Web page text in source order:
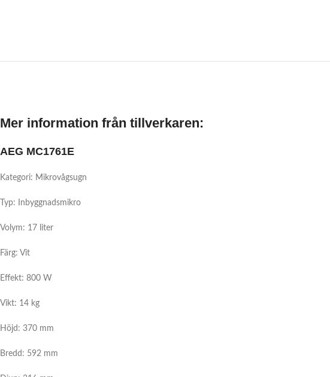
Mer information från tillverkaren:
AEG MC1761E
Kategori: Mikrovågsugn
Typ: Inbyggnadsmikro
Volym: 17 liter
Färg: Vit
Effekt: 800 W
Vikt: 14 kg
Höjd: 370 mm
Bredd: 592 mm